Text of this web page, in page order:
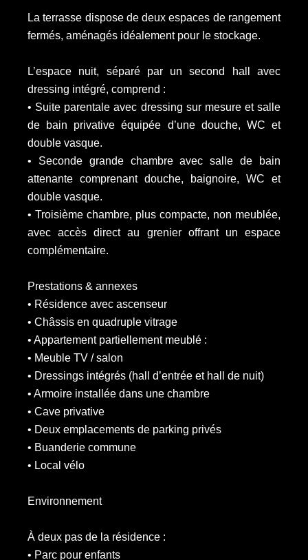
La terrasse dispose de deux espaces de rangement
fermés, aménagés idéalement pour le stockage.
L’espace nuit, séparé par un second hall avec
dressing intégré, comprend :
• Suite parentale avec dressing sur mesure et salle
de bain privative équipée d’une douche, WC et
double vasque.
• Seconde grande chambre avec salle de bain
attenante comprenant douche, baignoire, WC et
double vasque.
• Troisième chambre, plus compacte, non meublée,
avec accès direct au grenier offrant un espace
complémentaire.
Prestations & annexes
• Résidence avec ascenseur
• Châssis en quadruple vitrage
• Appartement partiellement meublé :
• Meuble TV / salon
• Dressings intégrés (hall d’entrée et hall de nuit)
• Armoire installée dans une chambre
• Cave privative
• Deux emplacements de parking privés
• Buanderie commune
• Local vélo
Environnement
À deux pas de la résidence :
• Parc pour enfants